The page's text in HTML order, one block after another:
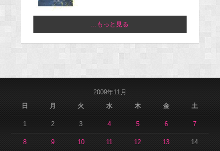
...もっと見る
2009年11月
日
月 火 水 木 金 土
1 2 3 4 5 6 7
8 9 10 11 12 13 14